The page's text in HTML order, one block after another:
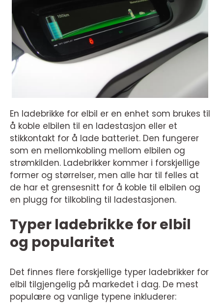
En ladebrikke for elbil er en enhet som brukes til
å koble elbilen til en ladestasjon eller et
stikkontakt for å lade batteriet. Den fungerer
som en mellomkobling mellom elbilen og
strømkilden. Ladebrikker kommer i forskjellige
former og størrelser, men alle har til felles at
de har et grensesnitt for å koble til elbilen og
en plugg for tilkobling til ladestasjonen.
Typer ladebrikke for elbil
og popularitet
Det finnes flere forskjellige typer ladebrikker for
elbil tilgjengelig på markedet i dag. De mest
populære og vanlige typene inkluderer: